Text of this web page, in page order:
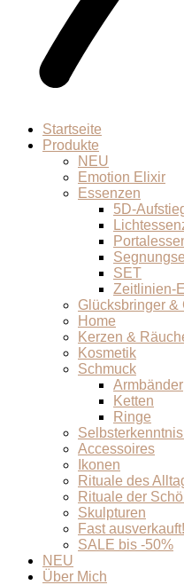
Startseite
Produkte
NEU
Emotion Elixir
Essenzen
5D-
SET
Zeitlinien-
Glücksbringer &
Home
Kerzen &
Kosmetik
Schmuck
Armbänder
Ketten
Ringe
Accessoires
Ikonen
Rituale des
Rituale der
Skulpturen
Fast ausverkauft!
SALE bis -50%
NEU
Über Mich